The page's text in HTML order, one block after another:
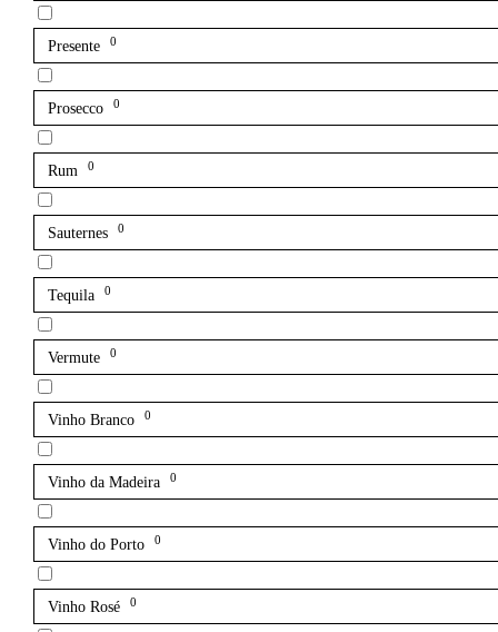
Presente 0
Prosecco 0
Rum 0
Sauternes 0
Tequila 0
Vermute 0
Vinho Branco 0
Vinho da Madeira 0
Vinho do Porto 0
Vinho Rosé 0